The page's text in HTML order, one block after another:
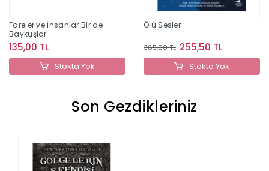
Fareler ve İnsanlar Bir de
Baykuşlar
135,00 TL
Stokta Yok
Ölü Sesler
365,00 TL 255,50 TL
Stokta Yok
Son Gezdikleriniz